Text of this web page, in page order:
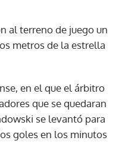
al terreno de juego un
metros de la estrella
en el que el árbitro
que se quedaran
se levantó para
goles en los minutos